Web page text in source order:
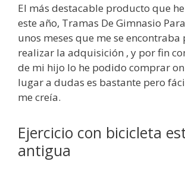
El más destacable producto que
este año, Tramas De Gimnasio
unos meses que me se
realizar la adquisición , y por fin
de mi hijo lo he podido comprar
lugar a dudas es bastante pero
me creía.
Ejercicio con bicicleta
antigua